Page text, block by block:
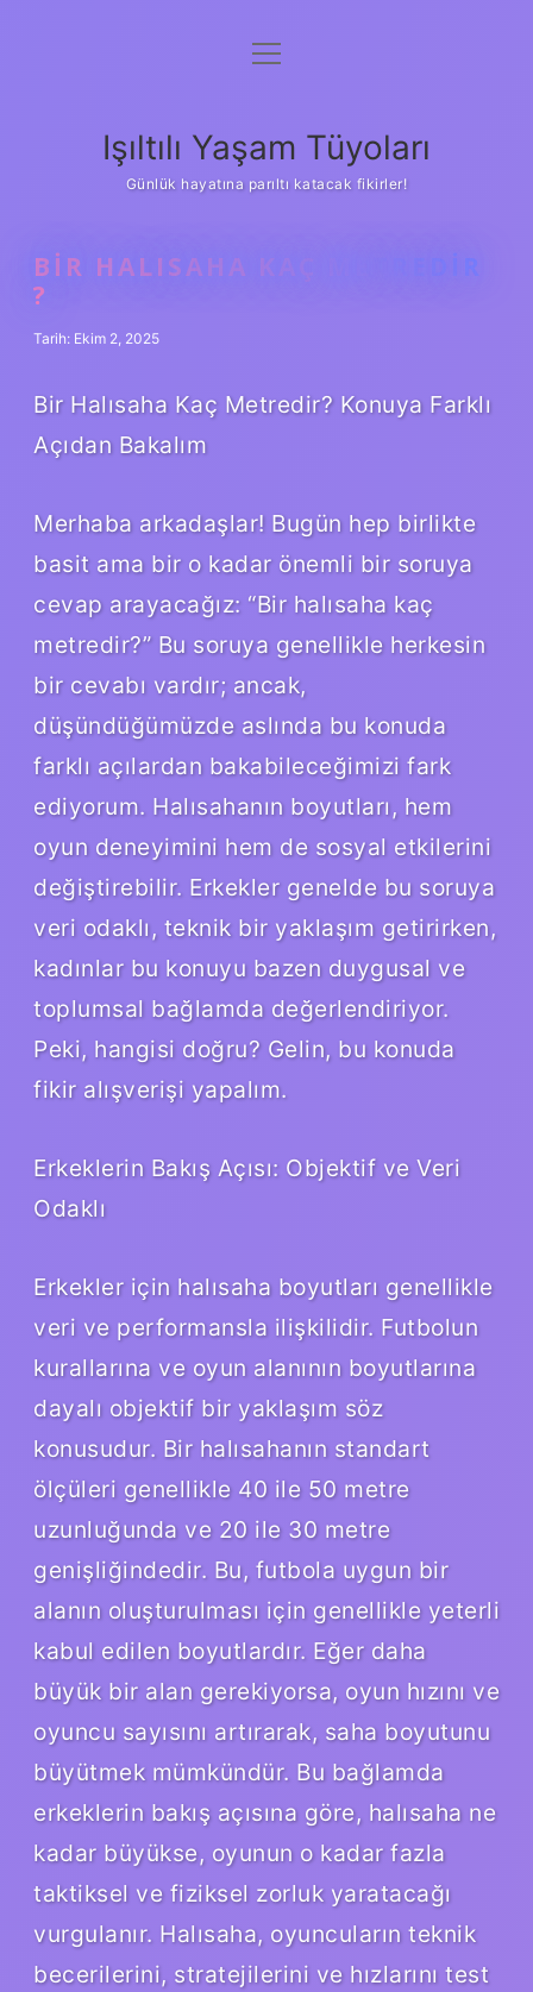
Anasayfa
Yasal Uyarı
menüyü
Işıltılı Yaşam Tüyoları
Günlük hayatına parıltı katacak fikirler!
BIR HALISAHA KAÇ METREDIR
?
Tarih: Ekim 2, 2025
Bir Halısaha Kaç Metredir? Konuya Farklı
Açıdan Bakalım
Merhaba arkadaşlar! Bugün hep birlikte
basit ama bir o kadar önemli bir soruya
cevap arayacağız: “Bir halısaha kaç
metredir?” Bu soruya genellikle herkesin
bir cevabı vardır; ancak,
düşündüğümüzde aslında bu konuda
farklı açılardan bakabileceğimizi fark
ediyorum. Halısahanın boyutları, hem
oyun deneyimini hem de sosyal etkilerini
değiştirebilir. Erkekler genelde bu soruya
veri odaklı, teknik bir yaklaşım getirirken,
kadınlar bu konuyu bazen duygusal ve
toplumsal bağlamda değerlendiriyor.
Peki, hangisi doğru? Gelin, bu konuda
fikir alışverişi yapalım.
Erkeklerin Bakış Açısı: Objektif ve Veri
Odaklı
Erkekler için halısaha boyutları genellikle
veri ve performansla ilişkilidir. Futbolun
kurallarına ve oyun alanının boyutlarına
dayalı objektif bir yaklaşım söz
konusudur. Bir halısahanın standart
ölçüleri genellikle 40 ile 50 metre
uzunluğunda ve 20 ile 30 metre
genişliğindedir. Bu, futbola uygun bir
alanın oluşturulması için genellikle yeterli
kabul edilen boyutlardır. Eğer daha
büyük bir alan gerekiyorsa, oyun hızını ve
oyuncu sayısını artırarak, saha boyutunu
büyütmek mümkündür. Bu bağlamda
erkeklerin bakış açısına göre, halısaha ne
kadar büyükse, oyunun o kadar fazla
taktiksel ve fiziksel zorluk yaratacağı
vurgulanır. Halısaha, oyuncuların teknik
becerilerini, stratejilerini ve hızlarını test